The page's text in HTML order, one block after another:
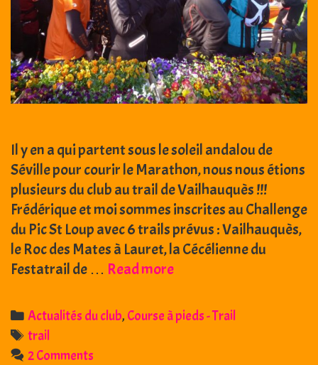
Il y en a qui partent sous le soleil andalou de
Séville pour courir le Marathon, nous nous étions
plusieurs du club au trail de Vailhauquès !!!
Frédérique et moi sommes inscrites au Challenge
du Pic St Loup avec 6 trails prévus : Vailhauquès,
le Roc des Mates à Lauret, la Cécélienne du
Festatrail de … Read more22
2015
:
Categories
Actualités du club, Course à pieds - Trail
Tags
trail
2 Comments